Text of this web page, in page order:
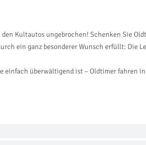
Kultautos ungebrochen! Schenken Sie
ein ganz besonderer Wunsch erfüllt:
überwältigend ist – Oldtimer fahren